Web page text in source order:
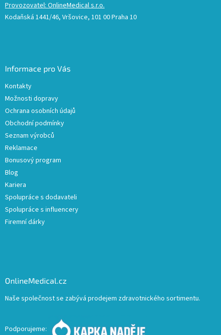
Provozovatel: OnlineMedical s.r.o.
Kodaňská 1441/46, Vršovice, 101 00 Praha 10
Informace pro Vás
Kontakty
Možnosti dopravy
Ochrana osobních údajů
Obchodní podmínky
Seznam výrobců
Reklamace
Bonusový program
Blog
Kariera
Spolupráce s dodavateli
Spolupráce s influencery
Firemní dárky
OnlineMedical.cz
Naše společnost se zabývá prodejem zdravotnického sortimentu.
Podporujeme: